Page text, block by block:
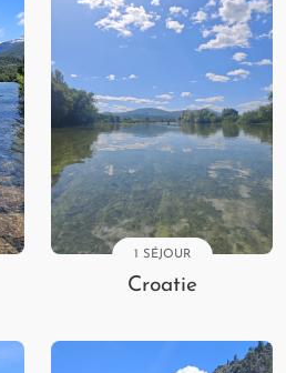
1 SÉJOUR
Croatie